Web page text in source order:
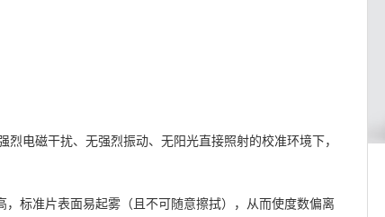
电磁干扰、无强烈振动、无阳光直接照射的校准环境下，
标准片表面易起雾（且不可随意擦拭），从而使度数偏离